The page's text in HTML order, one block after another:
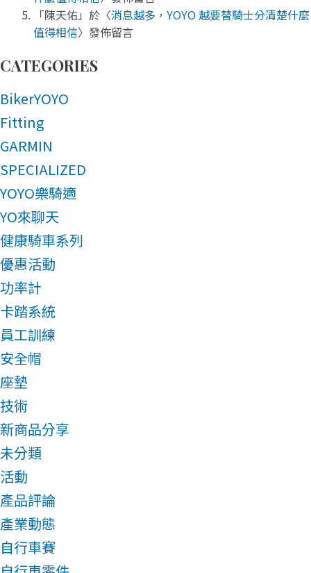
「陳天佑」於〈消息越多，YOYO 越要替騎士分清楚什麼
值得相信〉發佈留言
CATEGORIES
BikerYOYO
Fitting
GARMIN
SPECIALIZED
YOYO樂騎適
YO來聊天
健康騎車系列
優惠活動
功率計
卡踏系統
員工訓練
安全帽
座墊
技術
新商品分享
未分類
活動
產品評論
產業動態
自行車賽